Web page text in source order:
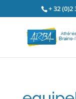
+ 32 (0)2